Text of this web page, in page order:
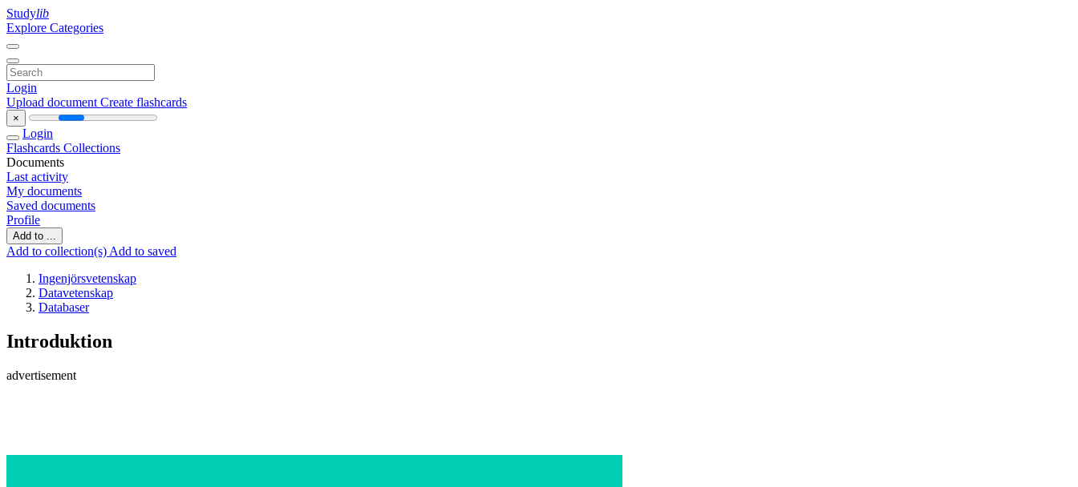
Studylib
Explore Categories
Login
Upload document Create flashcards
×
Login
Flashcards Collections
Documents
Last activity
My documents
Saved documents
Profile
Add to ...
Add to collection(s) Add to saved
Ingenjörsvetenskap
Datavetenskap
Databaser
Introduktion
advertisement